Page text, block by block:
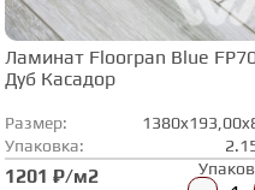
Ламинат Floorpan Blue
Дуб Касадор
Размер:
Упаковка:
1201 ₽/м2